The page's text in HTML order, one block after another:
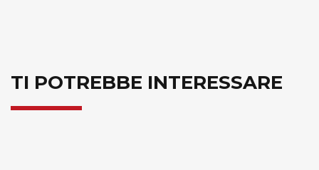
TI POTREBBE INTERESSARE